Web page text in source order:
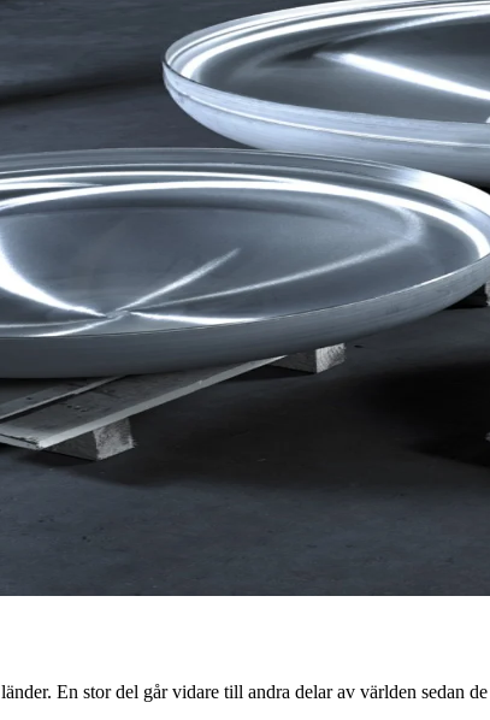
En stor del går vidare till andra delar av världen sedan